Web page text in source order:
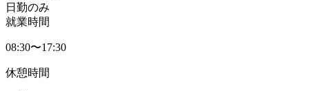
日勤のみ
就業時間
08:30〜17:30
休憩時間